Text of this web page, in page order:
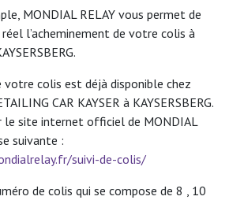
MONDIAL RELAY vous permet de
l’acheminement de votre colis à
votre colis est déjà disponible chez
CAR KAYSER à KAYSERSBERG.
le site internet officiel de MONDIAL
suivante :
suivi-de-colis/
de colis qui se compose de 8 , 10